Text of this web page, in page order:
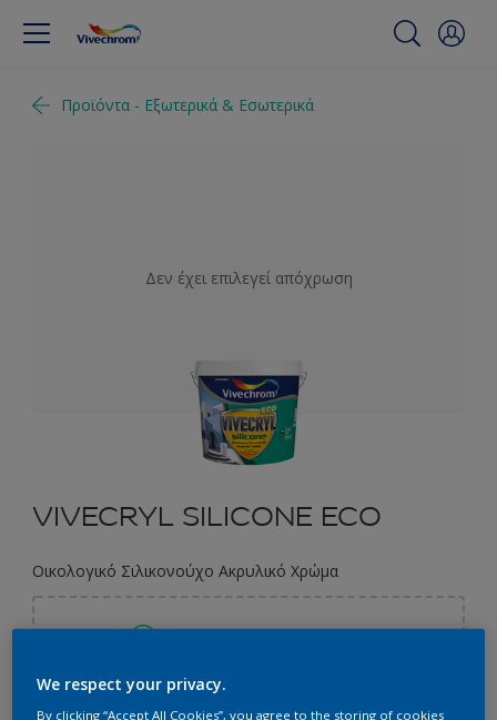
Προϊόντα - Εξωτερικά & Εσωτερικά
Δεν έχει επιλεγεί απόχρωση
VIVECRYL SILICONE ECO
Οικολογικό Σιλικονούχο Ακρυλικό Χρώμα
We respect your privacy.
By clicking “Accept All Cookies”, you agree to the storing of cookies